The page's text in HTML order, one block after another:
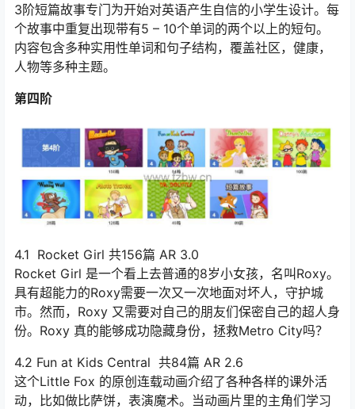
3阶短篇故事专门为开始对英语产生自信的小学生设计。每
个故事中重复出现带有5 – 10个单词的两个以上的短句。
内容包含多种实用性单词和句子结构，覆盖社区，健康，
人物等多种主题。
第四阶
4.1 Rocket Girl 共156篇 AR 3.0
Rocket Girl 是一个看上去普通的8岁小女孩，名叫Roxy。
具有超能力的Roxy需要一次又一次地面对坏人，守护城
市。然而，Roxy 又需要对自己的朋友们保密自己的超人身
份。Roxy 真的能够成功隐藏身份，拯救Metro City吗？
4.2 Fun at Kids Central 共84篇 AR 2.6
这个Little Fox 的原创连载动画介绍了各种各样的课外活
动，比如做比萨饼，表演魔术。当动画片里的主角们学习